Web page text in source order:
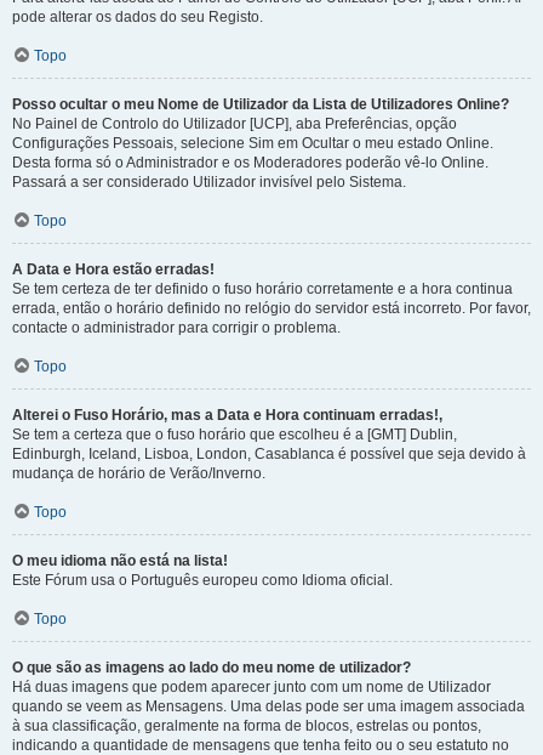
pode alterar os dados do seu Registo.
Topo
Posso ocultar o meu Nome de Utilizador da Lista de Utilizadores Online?
No Painel de Controlo do Utilizador [UCP], aba Preferências, opção
Configurações Pessoais, selecione Sim em Ocultar o meu estado Online.
Desta forma só o Administrador e os Moderadores poderão vê-lo Online.
Passará a ser considerado Utilizador invisível pelo Sistema.
Topo
A Data e Hora estão erradas!
Se tem certeza de ter definido o fuso horário corretamente e a hora continua
errada, então o horário definido no relógio do servidor está incorreto. Por favor,
contacte o administrador para corrigir o problema.
Topo
Alterei o Fuso Horário, mas a Data e Hora continuam erradas!,
Se tem a certeza que o fuso horário que escolheu é a [GMT] Dublin,
Edinburgh, Iceland, Lisboa, London, Casablanca é possível que seja devido à
mudança de horário de Verão/Inverno.
Topo
O meu idioma não está na lista!
Este Fórum usa o Português europeu como Idioma oficial.
Topo
O que são as imagens ao lado do meu nome de utilizador?
Há duas imagens que podem aparecer junto com um nome de Utilizador
quando se veem as Mensagens. Uma delas pode ser uma imagem associada
à sua classificação, geralmente na forma de blocos, estrelas ou pontos,
indicando a quantidade de mensagens que tenha feito ou o seu estatuto no